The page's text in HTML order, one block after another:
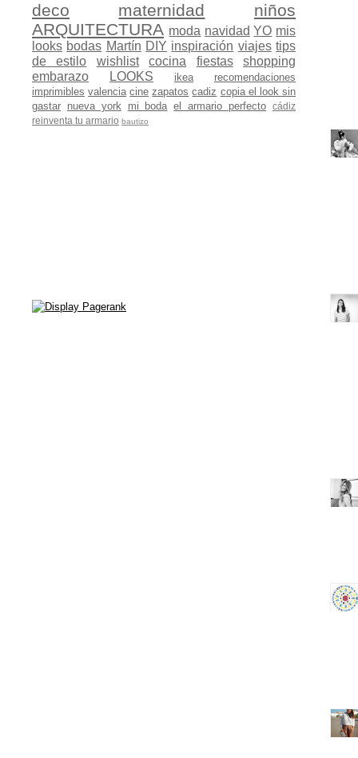
deco maternidad
niños
ARQUITECTURA moda navidad YO mis
looks bodas Martín DIY inspiración viajes tips
de estilo
wishlist cocina fiestas
shopping
embarazo
LOOKS ikea
recomendaciones
imprimibles valencia cine zapatos cadiz copia el look sin
gastar nueva york mi boda el armario perfecto
cádiz
reinventa tu armario bautizo